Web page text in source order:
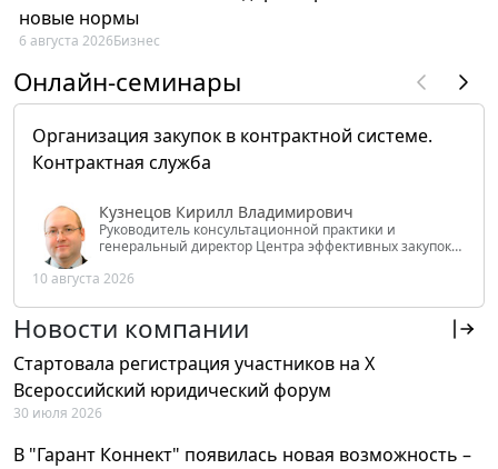
новые нормы
6 августа 2026Бизнес
Онлайн-семинары
Организация закупок в контрактной системе.
Контрактная служба
Кузнецов Кирилл Владимирович
Руководитель консультационной практики и
генеральный директор Центра эффективных закупок
РФ
10 августа 2026
Новости компании
Стартовала регистрация участников на X
Всероссийский юридический форум
30 июля 2026
В "Гарант Коннект" появилась новая возможность –